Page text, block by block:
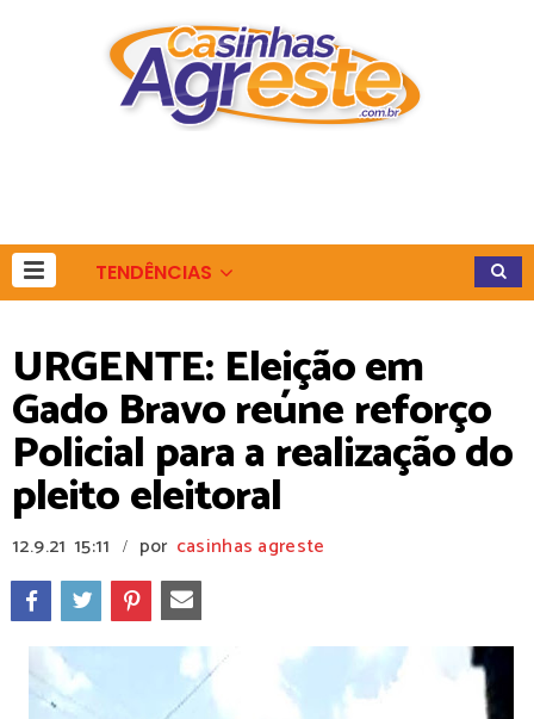
TENDÊNCIAS
URGENTE: Eleição em
Gado Bravo reúne reforço
Policial para a realização do
pleito eleitoral
12.9.21 15:11 / por casinhas agreste